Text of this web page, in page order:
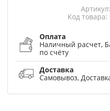
Код
Оплата
Наличный расчет,
по счёту
Доставка
Самовывоз,